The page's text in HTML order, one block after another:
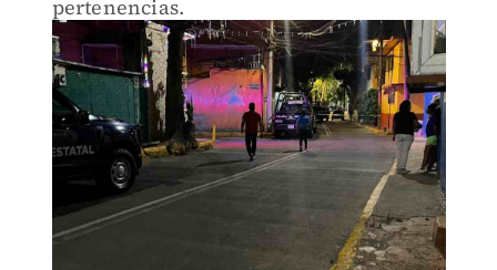
pertenencias.